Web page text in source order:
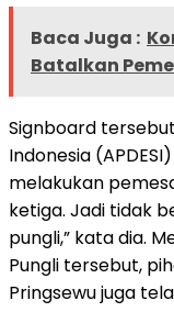
Baca Juga :
Batalkan
Signboard
Indonesia
melakukan
ketiga. Jadi tidak
pungli,” kata dia.
Pungli tersebut,
Pringsewu juga